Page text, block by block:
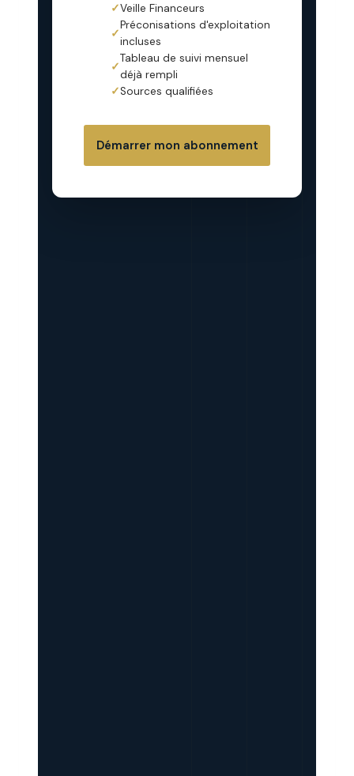
✓Veille Financeurs
✓
Préconisations d'exploitation
incluses
✓
Tableau de suivi mensuel
déjà rempli
✓Sources qualifiées
Démarrer mon abonnement